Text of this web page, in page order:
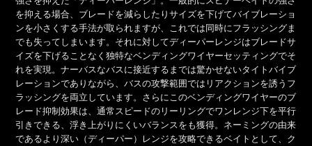
を抑える場合、ブレードを減らしたりサイズを下げてバイブレーショ
ンを小さくする手法が取られますが、これでは同時にフラッシングま
でも失ってしまいます。それに対してディーパーレンジはブレードサ
イズを下げることなく独特なベンディングワイヤーセッティングでそ
れを実現。ナーバスなバスに接近するまでは驚かせないタイトバイブ
レーションでありながら、バスの攻撃範囲ではリアクションを誘うフ
ラッシングを両立しています。さらにこのベンディングワイヤーのブ
レード抑制効果は、通常スピードのリーリングでワンレンジ下を平行
引きできる、浮き上がりにくいバランスをも獲得。ネーミングの由来
であるより深い（ディーパー）レンジを攻略できるベイトとして、ク